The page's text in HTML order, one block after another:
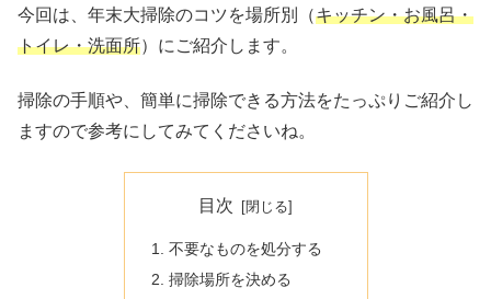
今回は、年末大掃除のコツを場所別（キッチン・お風呂・
トイレ・洗面所）にご紹介します。
掃除の手順や、簡単に掃除できる方法をたっぷりご紹介し
ますので参考にしてみてくださいね。
目次
不要なものを処分する
掃除場所を決める